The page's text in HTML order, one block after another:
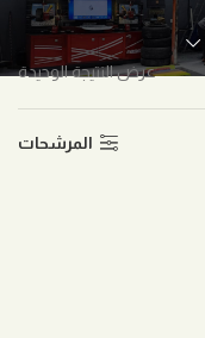
عرض النتيجة الوحيدة
المرشحات